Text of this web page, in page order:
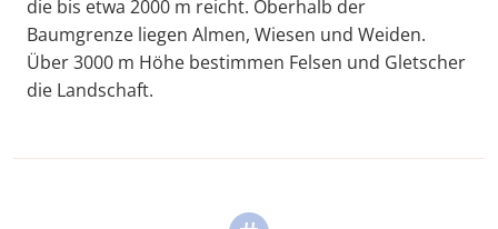
die bis etwa 2000 m reicht. Oberhalb der
Baumgrenze liegen Almen, Wiesen und Weiden.
Über 3000 m Höhe bestimmen Felsen und Gletscher
die Landschaft.